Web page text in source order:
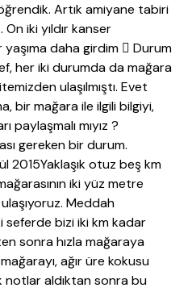
Artık amiyane tabiri
iki yıldır kanser
daha girdim  Durum
her iki durumda da mağara
ulaşılmıştı. Evet
bir mağara ile ilgili bilgiyi,
paylaşmalı mıyız ?
gereken bir durum.
Yaklaşık otuz beş km
iki yüz metre
ulaşıyoruz. Meddah
bizi iki km kadar
sonra hızla mağaraya
ağır üre kokusu
notlar aldıktan sonra bu